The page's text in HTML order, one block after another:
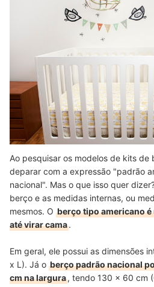
Ao pesquisar os modelos de kits de
deparar com a expressão "padrão
nacional". Mas o que isso quer
berço e as medidas internas, ou
mesmos. O berço tipo americano
até virar cama.
Em geral, ele possui as dimensões
x L). Já o berço padrão nacional
cm na largura, tendo 130 x 60 cm